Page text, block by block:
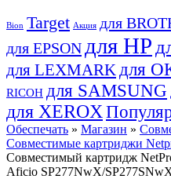
Bion Target Акция для
для EPSON для HP
для LEXMARK для
RICOH для SAMSUNG
для XEROX
Обеспечать » Магазин »
Совместимые картриджи
Совместимый картридж
Aficio SP277NwX/